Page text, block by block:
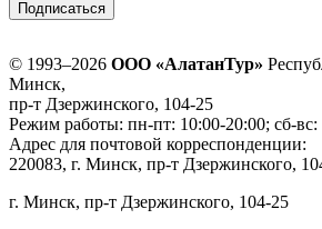
© 1993–2026 ООО «АлатанТур»
Минск,
пр-т Дзержинского, 104-25
Режим работы: пн-пт: 10:00-20:00; сб-вс:
Адрес для почтовой корреспонденции:
220083, г. Минск, пр-т Дзержинского,
г. Минск, пр-т Дзержинского, 104-25